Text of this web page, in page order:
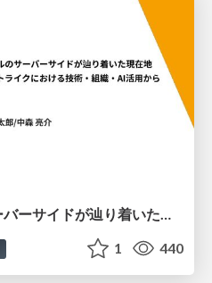
13年運用タイトルのサーバーサイドが辿り着いた現在地 ― モンスターストライクにおける技術・組織・AI活用から得た知見
1 440